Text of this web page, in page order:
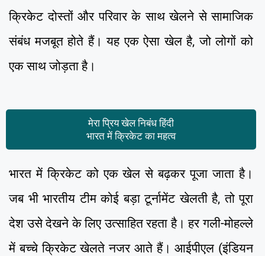
क्रिकेट दोस्तों और परिवार के साथ खेलने से सामाजिक
संबंध मजबूत होते हैं। यह एक ऐसा खेल है, जो लोगों को
एक साथ जोड़ता है।
मेरा प्रिय खेल निबंध हिंदी
भारत में क्रिकेट का महत्व
भारत में क्रिकेट को एक खेल से बढ़कर पूजा जाता है।
जब भी भारतीय टीम कोई बड़ा टूर्नामेंट खेलती है, तो पूरा
देश उसे देखने के लिए उत्साहित रहता है। हर गली-मोहल्ले
में बच्चे क्रिकेट खेलते नजर आते हैं। आईपीएल (इंडियन